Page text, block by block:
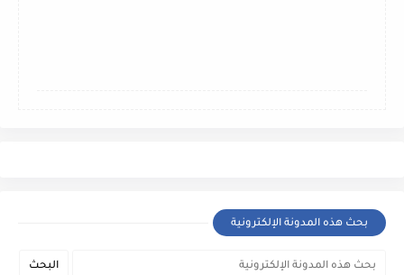
بحث هذه المدونة الإلكترونية